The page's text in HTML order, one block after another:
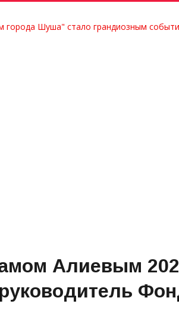
Шуша" стало грандиозным
Алиевым